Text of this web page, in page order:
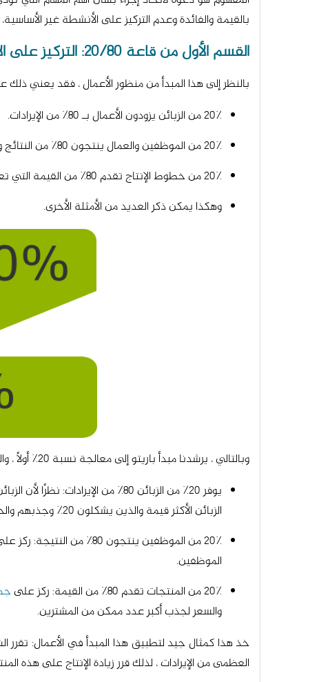
بالقيمة والفائدة وعدم التركيز على الأنشطة غير الأساسية، حيث يعني القانون أيضاً أن
القسم الأول من قاعة 20/80: التركيز على الاستفادة من 20%:
بالنظر إلى هذا المبدأ من منظور الأعمال ، فقد يعني ذلك
20٪ من الزبائن يزودون الأعمال بـ 80٪ من الإيرادات.
20٪ من الموظفين والعمال ينتجون 80٪ من النتائج والمخرجات.
20٪ من خطوط الإنتاج تقدم 80٪ من القيمة التي تعود على المشاريع التجارية.
وهكذا يمكن ذكر العديد من الأمثلة الأخرى.
وبالتالي ، يرشدنا مبدأ باريتو إلى معالجة نسبة 20٪ أولاً ، والتي تصبح شيئًا كالتالي:
يوفر 20٪ من الزبائن 80٪ من
الزبائن الأكثر قيمة والذين يشكلون 20٪ وجذبهم والحفاظ عليهم سلوكاً جيدًا في الأعمال قبل استقطاب زبائن آخرين.
الموظفين.
20٪ من المنتجات تقدم 80٪ من القيمة: ركز على
والسعر لجذب أكبر عدد ممكن من المشترين.
العظمى من الإيرادات ، لذلك قرر زيادة الإنتاج على هذه